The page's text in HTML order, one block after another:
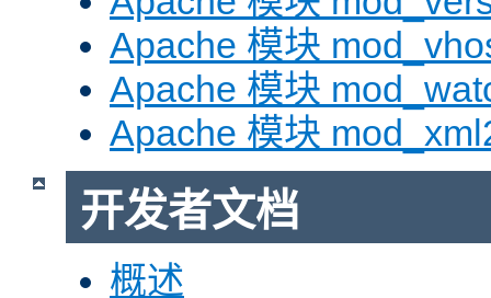
Apache 模块
Apache 模块
Apache 模块
开发者文档
概述